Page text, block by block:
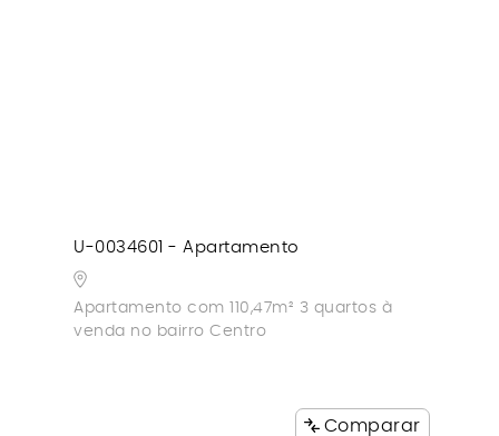
U-0034601 - Apartamento
Apartamento com 110,47m² 3 quartos à
venda no bairro Centro
Comparar